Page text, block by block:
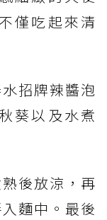
僅吃起來清
招牌辣醬泡
葵以及水煮
後放涼，再
麵中。最後